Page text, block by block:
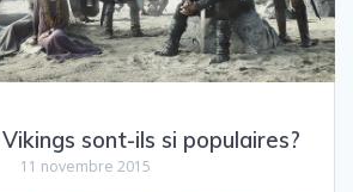
sont-ils si populaires?
11 novembre 2015